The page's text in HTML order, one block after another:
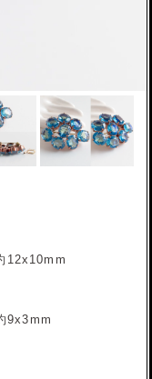
12x10mm
9x3mm